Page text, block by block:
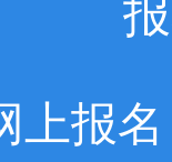
报名